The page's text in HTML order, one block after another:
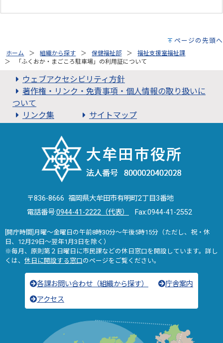
ページの先頭へ
ホーム 組織から探す 保健福祉部
福祉支援室福祉課
「ふくおか・まごころ駐車場」の利用証について
ウェブアクセシビリティ方針
著作権・リンク・免責事項・個人情報の取り扱いに
ついて
リンク集
サイトマップ
〒836-8666 福岡県大牟田市有明町2丁目3番地
電話番号:0944-41-2222（代表） Fax:0944-41-2552
[開庁時間]月曜～金曜日の午前8時30分～午後5時15分（ただし、祝・休
日、12月29日～翌年1月3日を除く）
※毎月、原則第２日曜日に市民課などの休日窓口を開設しています。詳し
くは、 休日に開設する窓口のページをご覧ください。
各課お問い合わせ（組織から探す）
庁舎案内
アクセス